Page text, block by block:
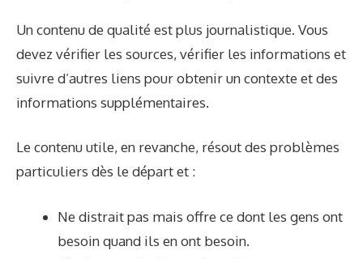
Un contenu de qualité est plus journalistique. Vous
devez vérifier les sources, vérifier les informations et
suivre d’autres liens pour obtenir un contexte et des
informations supplémentaires.
Le contenu utile, en revanche, résout des problèmes
particuliers dès le départ et :
Ne distrait pas mais offre ce dont les gens ont
besoin quand ils en ont besoin.